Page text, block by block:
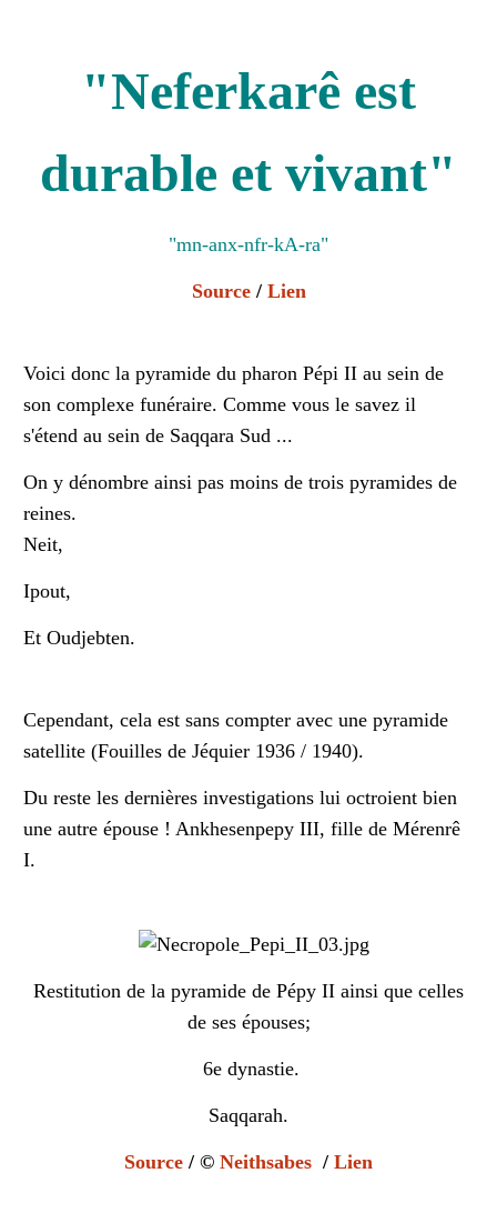
"Neferkarê est
durable et vivant"
"mn-anx-nfr-kA-ra"
Source/ Lien
Voici donc la pyramide du pharon Pépi II au sein de
son complexe funéraire. Comme vous le savez il
s'étend au sein de Saqqara Sud ...
On y dénombre ainsi pas moins de trois pyramides de
reines.
Neit,
Ipout,
Et Oudjebten.
Cependant, cela est sans compter avec une pyramide
satellite (Fouilles de Jéquier 1936 / 1940).
Du reste les dernières investigations lui octroient bien
une autre épouse ! Ankhesenpepy III, fille de Mérenrê
I.
Restitution de la pyramide de Pépy II ainsi que celles
de ses épouses;
6e dynastie.
Saqqarah.
Source / © Neithsabes / Lien